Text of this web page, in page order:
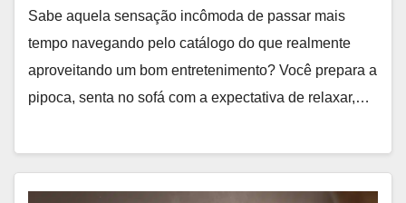
Sabe aquela sensação incômoda de passar mais
tempo navegando pelo catálogo do que realmente
aproveitando um bom entretenimento? Você prepara a
pipoca, senta no sofá com a expectativa de relaxar,…